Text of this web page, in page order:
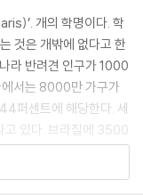
리 역시 그들의 절친한
다. 그들은 분명 자신이
게 곧바로 휴대폰으로
개의 학명이다. 학
것은 개밖에 없다고 한
라 반려견 인구가 1000
에서는 8000만 가구가
퍼센트에 해당한다. 세
고 있다. 브라질에 3500
리의 개가 산다. 다른
각별하게 대한다. 심